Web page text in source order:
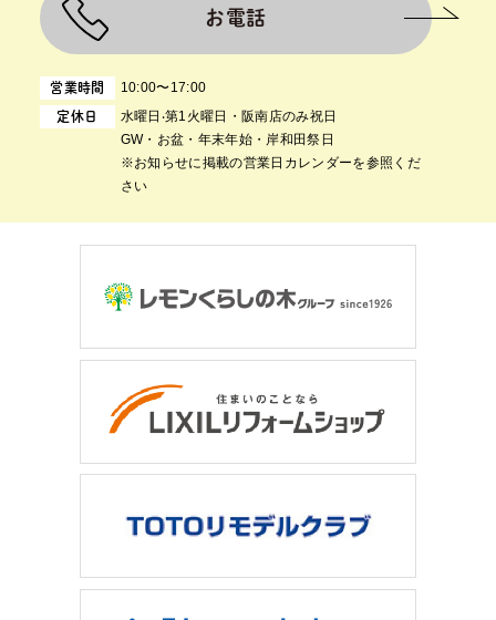
営業時間 10:00〜17:00
定休日
⽔曜⽇‧第1⽕曜⽇・阪南店のみ祝日
GW・お盆・年末年始・岸和田祭日
※お知らせに掲載の営業日カレンダーを参照くだ
さい
お電話